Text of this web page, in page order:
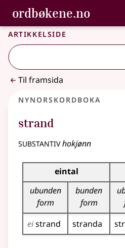
Gå til hovudinnhald
Tilgjenge
ordbøkene.no,
Bokmålsordboka og Nynorskordboka
Artikkelside
Til framsida
Nynorskordboka
strand
substantivhokjønn
Bøyningstabell for dette
eintal
ubunden
form
bunden
form
eistrand stranda